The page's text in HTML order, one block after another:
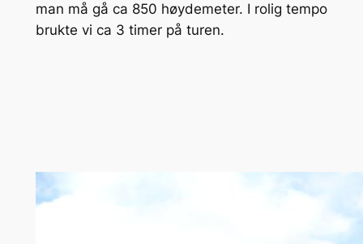
man må gå ca 850 høydemeter. I rolig tempo
brukte vi ca 3 timer på turen.